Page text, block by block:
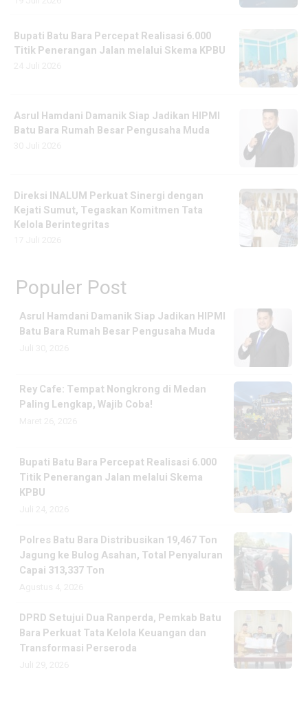
Bupati Batu Bara Percepat Realisasi 6.000
Titik Penerangan Jalan melalui Skema KPBU
Asrul Hamdani Damanik Siap Jadikan HIPMI
Batu Bara Rumah Besar Pengusaha Muda
Direksi INALUM Perkuat Sinergi dengan
Kejati Sumut, Tegaskan Komitmen Tata
Kelola Berintegritas
Populer Post
Asrul Hamdani Damanik Siap Jadikan HIPMI
Batu Bara Rumah Besar Pengusaha Muda
Rey Cafe: Tempat Nongkrong di Medan
Paling Lengkap, Wajib Coba!
Bupati Batu Bara Percepat Realisasi 6.000
Titik Penerangan Jalan melalui Skema
KPBU
Polres Batu Bara Distribusikan 19,467 Ton
Jagung ke Bulog Asahan, Total Penyaluran
Capai 313,337 Ton
DPRD Setujui Dua Ranperda, Pemkab Batu
Bara Perkuat Tata Kelola Keuangan dan
Transformasi Perseroda